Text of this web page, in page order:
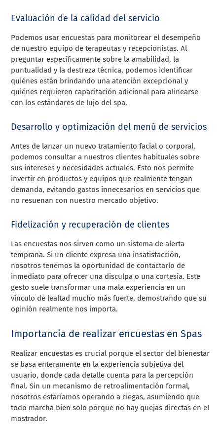
Evaluación de la calidad del servicio
Podemos usar encuestas para monitorear el desempeño
de nuestro equipo de terapeutas y recepcionistas. Al
preguntar específicamente sobre la amabilidad, la
puntualidad y la destreza técnica, podemos identificar
quiénes están brindando una atención excepcional y
quiénes requieren capacitación adicional para alinearse
con los estándares de lujo del spa.
Desarrollo y optimización del menú de servicios
Antes de lanzar un nuevo tratamiento facial o corporal,
podemos consultar a nuestros clientes habituales sobre
sus intereses y necesidades actuales. Esto nos permite
invertir en productos y equipos que realmente tengan
demanda, evitando gastos innecesarios en servicios que
no resuenan con nuestro mercado objetivo.
Fidelización y recuperación de clientes
Las encuestas nos sirven como un sistema de alerta
temprana. Si un cliente expresa una insatisfacción,
nosotros tenemos la oportunidad de contactarlo de
inmediato para ofrecer una disculpa o una cortesía. Este
gesto suele transformar una mala experiencia en un
vínculo de lealtad mucho más fuerte, demostrando que su
opinión realmente nos importa.
Importancia de realizar encuestas en Spas
Realizar encuestas es crucial porque el sector del bienestar
se basa enteramente en la experiencia subjetiva del
usuario, donde cada detalle cuenta para la percepción
final. Sin un mecanismo de retroalimentación formal,
nosotros estaríamos operando a ciegas, asumiendo que
todo marcha bien solo porque no hay quejas directas en el
mostrador.